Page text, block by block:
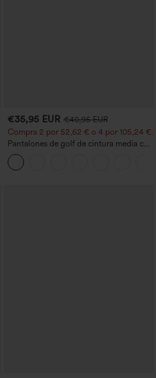
€35,95 EUR €40,95 EUR
Compra 2 por 52,62 € o 4 por 105,24 €.
Pantalones de golf de cintura media con
cordón, dobladillo curvo, secado rápido,
de corte cónico y con bolsillos - UPF40+